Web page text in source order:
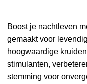
Boost je nachtleven
gemaakt voor
hoogwaardige
stimulanten,
stemming voor